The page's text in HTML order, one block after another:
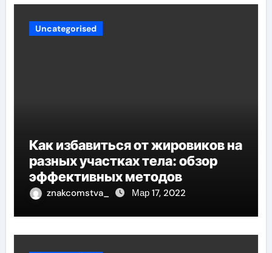
Uncategorised
Как избавиться от жировиков на
разных участках тела: обзор
эффективных методов
znakcomstva_ Мар 17, 2022